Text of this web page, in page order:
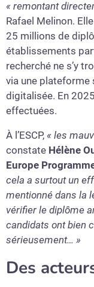
« remontant
Rafael Melinon.
25 millions de
établissements
recherché ne s’y
via une plateforme
digitalisée. En
effectuées.
À l’ESCP, « les
constate Hélène
Europe
cela a surtout un
mentionné dans la
vérifier le diplôme
candidats ont bien
sérieusement… »
Des